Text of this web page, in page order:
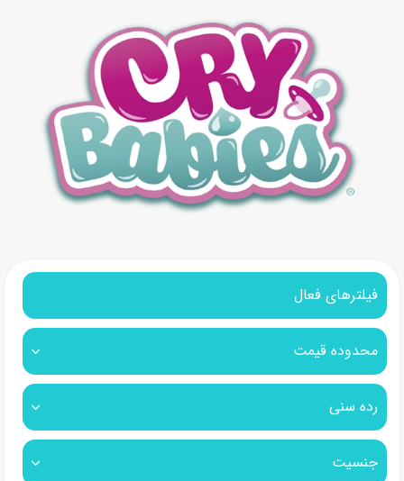
فیلترهای فعال
محدوده قیمت
رده سنی
جنسیت